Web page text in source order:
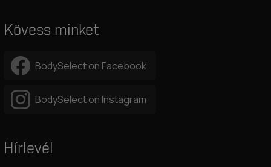
Kövess minket
BodySelect on Facebook
BodySelect on Instagram
Hírlevél